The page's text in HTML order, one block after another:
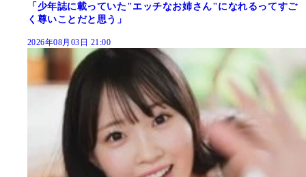
「少年誌に載っていた"エッチなお姉さん"になれるってすご
く尊いことだと思う」
2026年08月03日 21:00